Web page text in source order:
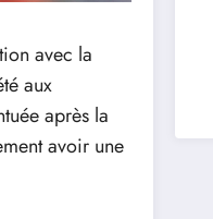
avec la
aux
après la
avoir une